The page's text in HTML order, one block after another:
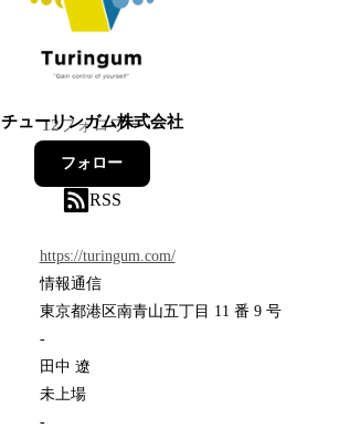
チューリンガム株式会社
12フォロワー
フォロー
RSS
https://turingum.com/
情報通信
東京都港区南青山五丁目 11 番 9 号
-
田中 遼
未上場
-